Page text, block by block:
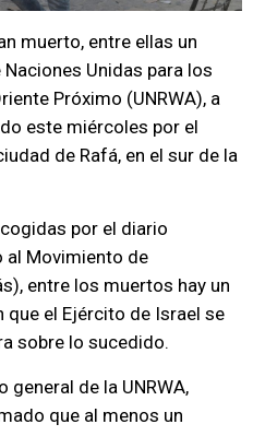
muerto, entre ellas un
Unidas para los
Próximo (UNRWA), a
este miércoles por el
de Rafá, en el sur de la
por el diario
al Movimiento de
entre los muertos hay un
que el Ejército de Israel se
sobre lo sucedido.
general de la UNRWA,
que al menos un